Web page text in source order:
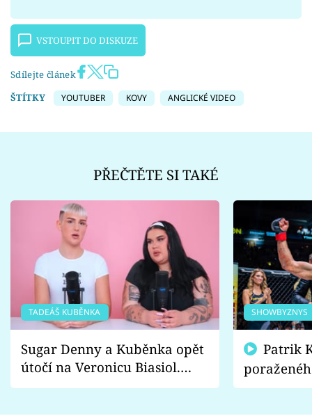
VSTOUPIT DO DISKUZE
Sdílejte článek
ŠTÍTKY
YOUTUBER KOVY ANGLICKÉ VIDEO
PŘEČTĚTE SI TAKÉ
TADEÁŠ KUBĚNKA
Sugar Denny a Kuběnka opět
útočí na Veronicu Biasiol.
Proč je podle nich falešná a
SHOWBYZNYS
fanoušci